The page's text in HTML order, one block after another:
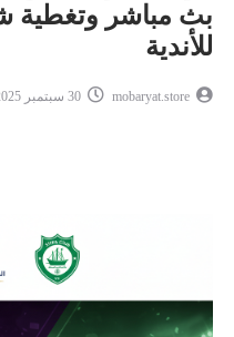
بث مباشر وتغطية
للأندية
mobaryat.store